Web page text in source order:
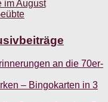
an die 70er-
– Bingokarten in 3